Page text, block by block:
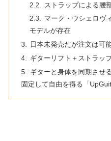
ストラップによる腰
マーク・ウシェロヴ
モデルが存在
日本未発売だが注文は可
ギターリフト＋ストラッ
ギターと身体を同期させ
固定して自由を得る「